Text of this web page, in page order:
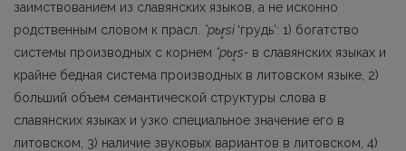
заимствованием из славянских языков, а не исконно
родственным словом к прасл.
*pьrsi ʽгрудь’: 1) богатство
системы производных с корнем *pьrs- в славянс­ких языках и
крайне бедная система производных в литовском языке, 2)
больший объем семантической структуры слова в
славянских языках и узко специальное значение его в
литовском, 3) наличие звуковых вариантов в литовском, 4)